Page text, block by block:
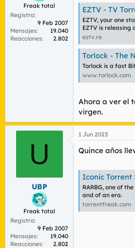
Freak total
Registro
9 Feb 2007
Mensajes
19.040
Reacciones
2.802
EZTV - TV
EZTV, your one
EZTV is releasing
eztv.re
Torlock - The
Torlock is a fast
www.torlock.com
Ahora a ver el
virgen.
U
UBP
Freak total
Registro
9 Feb 2007
Mensajes
19.040
Reacciones
2.802
1 Jun 2023
Quince años
Iconic Torrent
RARBG, one of
and of an era.
torrentfreak.com